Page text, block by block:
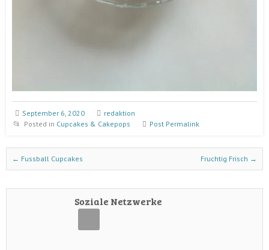
September 6, 2020
redaktion
Posted in Cupcakes & Cakepops Post Permalink
Post navigation
← Fussball Cupcakes Fruchtig Frisch →
Soziale Netzwerke